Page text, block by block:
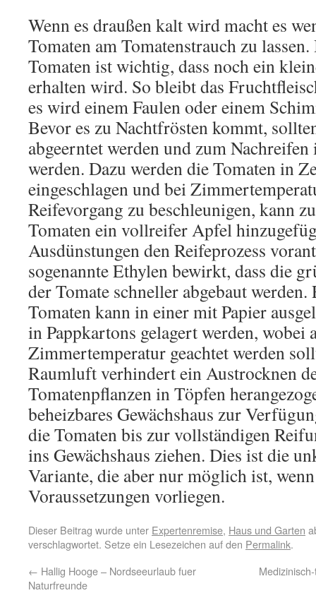
Wenn es draußen kalt wird macht es
Tomaten am Tomatenstrauch zu
Tomaten ist wichtig, dass noch ein
erhalten wird. So bleibt das
es wird einem Faulen oder einem
Bevor es zu Nachtfrösten kommt,
abgeerntet werden und zum
werden. Dazu werden die Tomaten in
eingeschlagen und bei
Reifevorgang zu beschleunigen, kann
Tomaten ein vollreifer Apfel
Ausdünstungen den Reifeprozess
sogenannte Ethylen bewirkt, dass die
der Tomate schneller abgebaut
Tomaten kann in einer mit Papier
in Pappkartons gelagert werden, wobei
Zimmertemperatur geachtet werden
Raumluft verhindert ein Austrocknen
Tomatenpflanzen in Töpfen
beheizbares Gewächshaus zur
die Tomaten bis zur vollständigen
ins Gewächshaus ziehen. Dies ist die
Variante, die aber nur möglich ist,
Voraussetzungen vorliegen.
Dieser Beitrag wurde unter Expertenremise, Haus und Garten
verschlagwortet. Setze ein Lesezeichen auf den Permalink.
← Hallig Hooge – Nordseeurlaub fuer
Naturfreunde